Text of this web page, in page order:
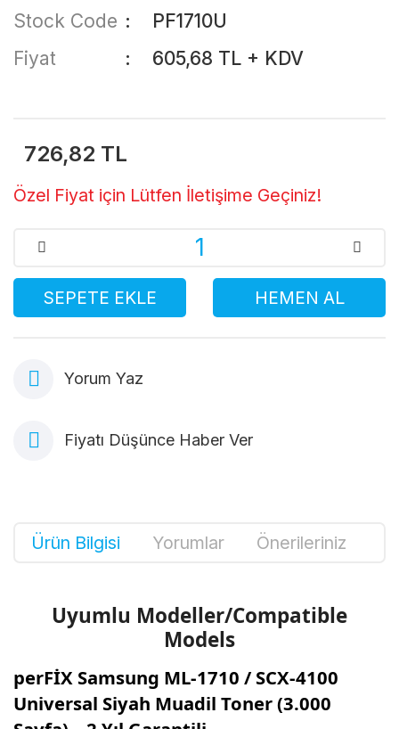
Stock Code
PF1710U
Fiyat
605,68 TL + KDV
726,82 TL
Özel Fiyat için Lütfen İletişime Geçiniz!
SEPETE EKLE HEMEN AL
Yorum Yaz
Fiyatı Düşünce Haber Ver
Ürün Bilgisi Yorumlar Önerileriniz
Uyumlu Modeller/Compatible
Models
perFİX Samsung ML-1710 / SCX-4100
Universal Siyah Muadil Toner (3.000